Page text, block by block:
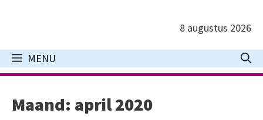
inhoud
8 augustus 2026
MENU
Maand: april 2020